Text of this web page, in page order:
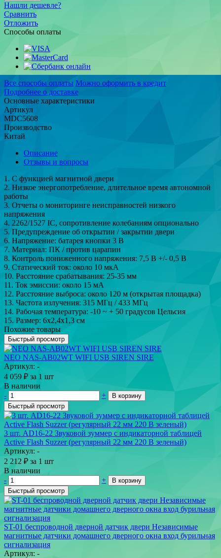
Нашли дешевле?
Сравнить
Отложить
Способы оплаты
Все способы оплаты Можно оформить в кредит
Подробнее о доставке
Основные характеристики
Артикул
MDC5608
Производство
Китай
Описание
Отзывы и вопросы
1. С функцией магнитной двери
2. Низкое энергопотребление, длительное время автономной
работы
3. Отчеты о мониторинге неисправностей низкого
напряжения
4. 2262/1527 IC, сопротивление колебаниям опционально
5. Предупреждение об открытии / закрытии двери
6. Напряжение: батарея кнопки 3 В
7. Материал: ПК / против царапин
8. Контроль пониженного напряжения: 7,5 В +/- 0,5 В
9. Статический ток: около 10 мкА
10. Расстояние срабатывания: 25-35 мм
11. Ток эмиссии: около 15 мА
12. Расстояние выброса: около 120 м (открытая площадка)
13. Частота излучения: 315 МГц / 433 МГц
14. Рабочая температура: -10 ~ + 50 градусов Цельсия
15. Размер: 6x2,4x1,3 см
Похожие товары
Быстрый просмотр
NEO NAS-AB02WT WIFI USB SIREN SIRE
Артикул: -
4 059 ₽ за 1 шт
В наличии
-
+
В корзину
Быстрый просмотр
3 шт. AD16-22 Звуковой зуммер с индикаторной таблицей
Active Flash Suzzer (регулярный 22 мм 220 В зеленый)
Артикул: -
2 212 ₽ за 1 шт
В наличии
-
+
В корзину
Быстрый просмотр
ST-01 беспроводной дверной датчик двери Независимые
магнитные датчики домашнего дверного окна вход бурильная
сигнализация
Артикул: -